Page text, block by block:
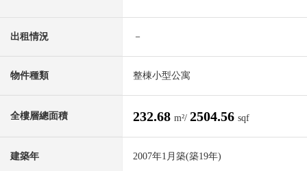
出租情況 －
物件種類 整棟小型公寓
全樓層總面積 232.68 m²/ 2504.56 sqf
建築年 2007年1月築(築19年)